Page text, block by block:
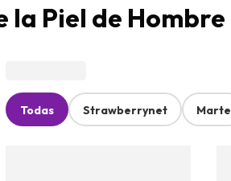
la Piel de Hombre
Todas Strawberrynet Marte